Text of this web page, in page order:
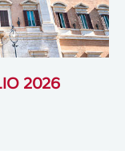
2026